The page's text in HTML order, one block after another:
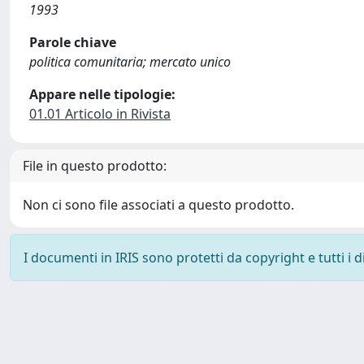
1993
Parole chiave
politica comunitaria; mercato unico
Appare nelle tipologie:
01.01 Articolo in Rivista
File in questo prodotto:
Non ci sono file associati a questo prodotto.
I documenti in IRIS sono protetti da copyright e tutti i